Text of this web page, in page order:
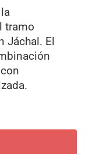
tramo
Jáchal. El